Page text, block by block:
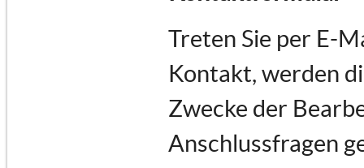
Treten Sie per E-
Kontakt, werden
Zwecke der
Anschlussfragen